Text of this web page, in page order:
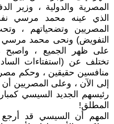
المصرية والدولية ، وزير
الذي عينه محمد مرسي
المصريين وتضحياتهم ،
التفويض) ونحى محمد مرسي
على ظهر الجميع ، واصبح
تختلف عن (استفتاءات
منافسين حقيقين ، وحكم
إلى الآن ، وعلى المصريين أن
رئيسهم الجديد السيسي
المطلق!
المهم أن السيسي قد